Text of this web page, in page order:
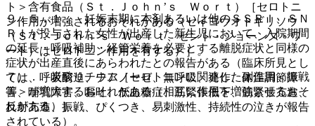
９．５．１． 妊娠末期に本剤あるいは他のＳＳＲＩ、ＳＮ
ＲＩが投与された女性が出産した新生児において、入院期間
の延長・呼吸補助・経管栄養を必要とする離脱症状と同様の
症状が出産直後にあらわれたとの報告がある（臨床所見とし
ては、呼吸窮迫、チアノーゼ、無呼吸、発作、体温調節障
害、哺乳障害、嘔吐、低血糖症、筋緊張低下、筋緊張亢進、
反射亢進、振戦、ぴくつき、易刺激性、持続性の泣きが報告
されている）。
ト＞含有食品（Ｓｔ．Ｊｏｈｎ’ｓ Ｗｏｒｔ）［セロトニ
ン作用が増強されるおそれがある（セイヨウオトギリソウ
（Ｓｔ．Ｊｏｈｎ’ｓ Ｗｏｒｔ、セント・ジョーンズ・ワ
ート）はセロトニン作用を有する）］。
７）． 炭酸リチウム［セロトニンに関連した副作用＜振戦
等＞が増大するおそれがある（相互に作用を増強させるおそ
れがある）］。